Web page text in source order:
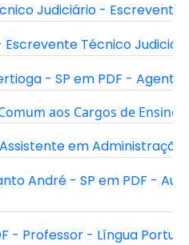
Judiciário - Escrevente
Escrevente Técnico
- SP em PDF - Agente
aos Cargos de Ensino
em Administração
André - SP em PDF -
- Professor - Língua